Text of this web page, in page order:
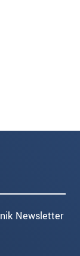
Newsletter